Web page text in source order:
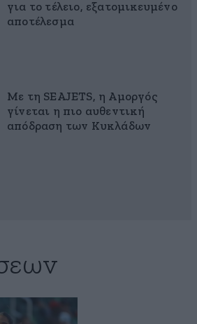
για το τέλειο, εξατομικευμένο
αποτέλεσμα
Με τη SEAJETS, η Αμοργός
γίνεται η πιο αυθεντική
απόδραση των Κυκλάδων